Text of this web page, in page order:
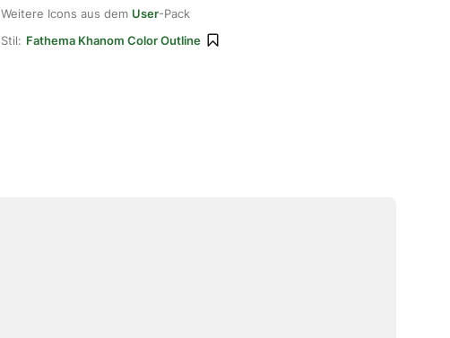
Weitere Icons aus dem User-Pack
Stil: Fathema Khanom Color Outline